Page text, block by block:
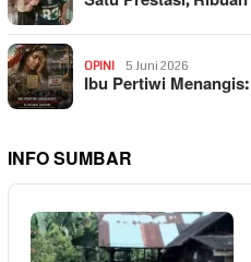
OPINI 5 Juni 2026
Ibu Pertiwi
INFO SUMBAR